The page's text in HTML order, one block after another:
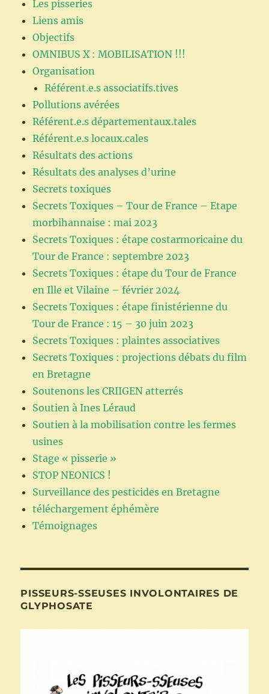
Les pisseries
Liens amis
Objectifs
OMNIBUS X : MOBILISATION !!!
Organisation
Référent.e.s associatifs.tives
Pollutions avérées
Référent.e.s départementaux.tales
Référent.e.s locaux.cales
Résultats des actions
Résultats des analyses d’urine
Secrets toxiques
Secrets Toxiques – Tour de France – Etape
morbihannaise : mai 2023
Secrets Toxiques : étape costarmoricaine du
Tour de France : septembre 2023
Secrets Toxiques : étape du Tour de France
en Ille et Vilaine – février 2024
Secrets Toxiques : étape finistérienne du
Tour de France : 15 – 30 juin 2023
Secrets Toxiques : plaintes associatives
Secrets Toxiques : projections débats du film
en Bretagne
Soutenons les CRIIGEN atterrés
Soutien à Ines Léraud
Soutien à la mobilisation contre les fermes
usines
Stage « pisserie »
STOP NEONICS !
Surveillance des pesticides en Bretagne
téléchargement éphémère
Témoignages
PISSEURS-SSEUSES INVOLONTAIRES DE
GLYPHOSATE